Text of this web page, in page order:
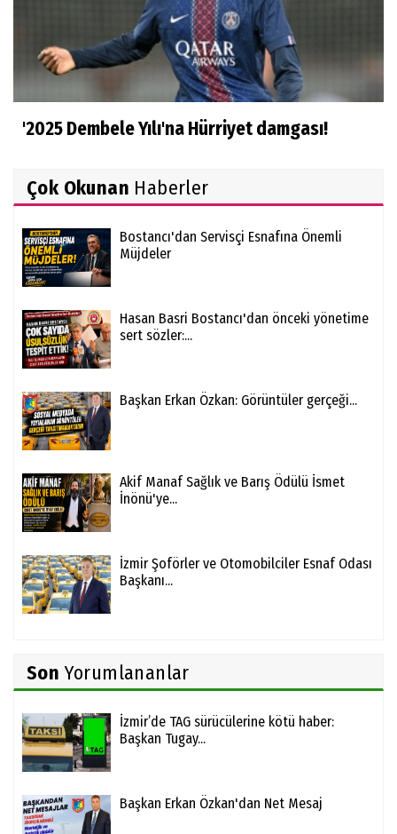
'2025 Dembele Yılı'na Hürriyet damgası!
Çok Okunan Haberler
Bostancı'dan Servisçi Esnafına Önemli
Müjdeler
Hasan Basri Bostancı'dan önceki yönetime
sert sözler:...
Başkan Erkan Özkan: Görüntüler gerçeği...
Akif Manaf Sağlık ve Barış Ödülü İsmet
İnönü'ye...
İzmir Şoförler ve Otomobilciler Esnaf Odası
Başkanı...
Son Yorumlananlar
İzmir’de TAG sürücülerine kötü haber:
Başkan Tugay...
Başkan Erkan Özkan'dan Net Mesaj